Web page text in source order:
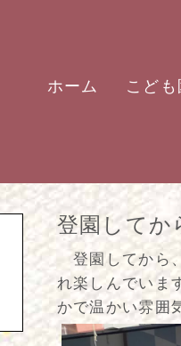
ホーム こど
登園してか
登園してから
れ楽しんでいま
かで温かい雰囲